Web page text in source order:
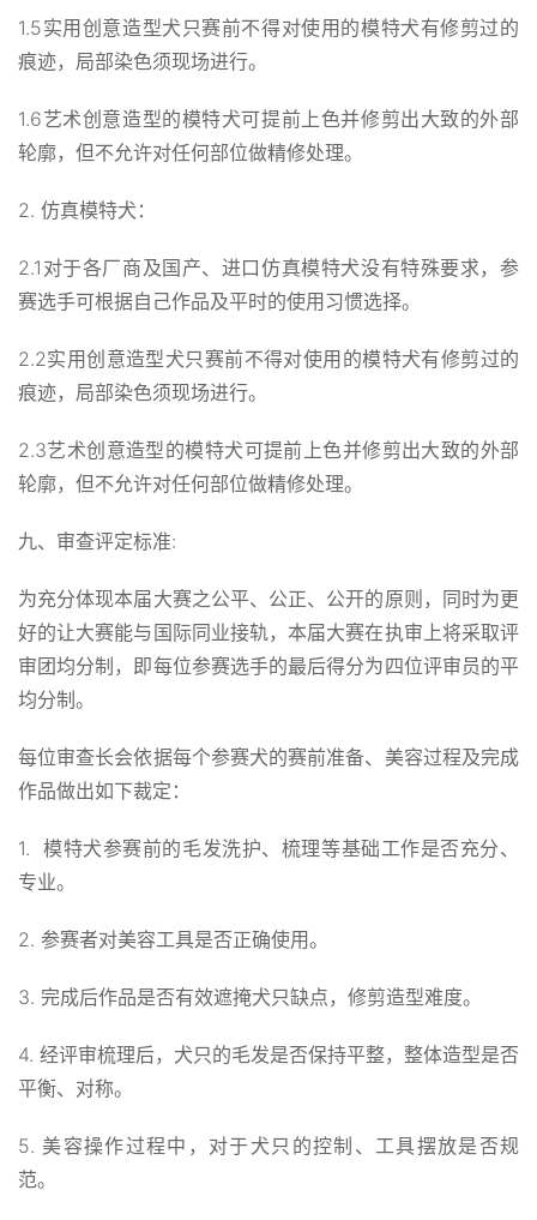
1.5实用创意造型犬只赛前不得对使用的模特犬有修剪过的
痕迹，局部染色须现场进行。
1.6艺术创意造型的模特犬可提前上色并修剪出大致的外部
轮廓，但不允许对任何部位做精修处理。
2. 仿真模特犬：
2.1对于各厂商及国产、进口仿真模特犬没有特殊要求，参
赛选手可根据自己作品及平时的使用习惯选择。
2.2实用创意造型犬只赛前不得对使用的模特犬有修剪过的
痕迹，局部染色须现场进行。
2.3艺术创意造型的模特犬可提前上色并修剪出大致的外部
轮廓，但不允许对任何部位做精修处理。
九、审查评定标准:
为充分体现本届大赛之公平、公正、公开的原则，同时为更
好的让大赛能与国际同业接轨，本届大赛在执审上将采取评
审团均分制，即每位参赛选手的最后得分为四位评审员的平
均分制。
每位审查长会依据每个参赛犬的赛前准备、美容过程及完成
作品做出如下裁定：
1. 模特犬参赛前的毛发洗护、梳理等基础工作是否充分、
专业。
2. 参赛者对美容工具是否正确使用。
3. 完成后作品是否有效遮掩犬只缺点，修剪造型难度。
4. 经评审梳理后，犬只的毛发是否保持平整，整体造型是否
平衡、对称。
5. 美容操作过程中，对于犬只的控制、工具摆放是否规
范。